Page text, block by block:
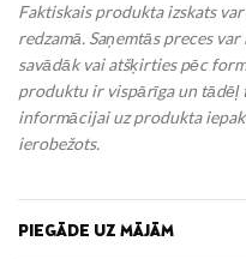
Faktiskais produkta izskats
redzamā. Saņemtās preces
savādāk vai atšķirties pēc
produktu ir vispārīga un tādēļ
informācijai uz produkta
ierobežots.
PIEGĀDE UZ MĀJĀM